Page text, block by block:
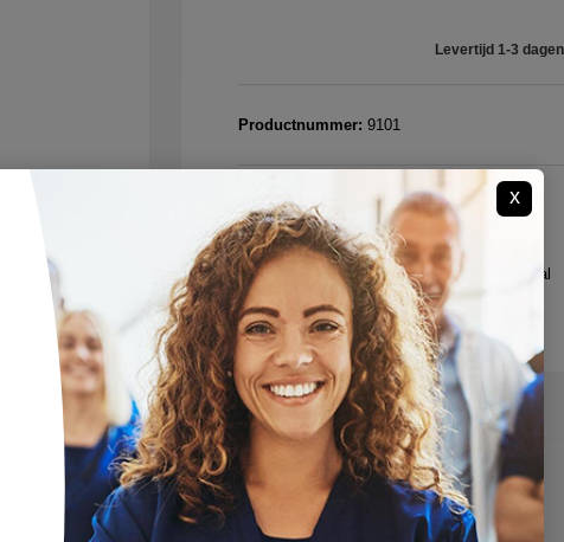
Levertijd 1-3 dagen
Productnummer: 9101
Snelle leveringen
Altijd een passend advies
Zichten aanvragen door zorgprofessional
"Vraag het ons gerust"
Beoordelingen
x